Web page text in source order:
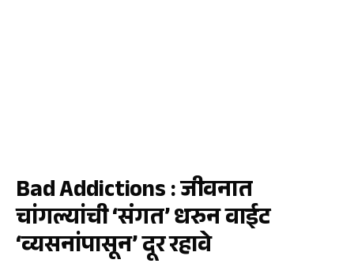
Bad Addictions : जीवनात
चांगल्यांची ‘संगत’ धरुन वाईट
‘व्यसनांपासून’ दूर रहावे